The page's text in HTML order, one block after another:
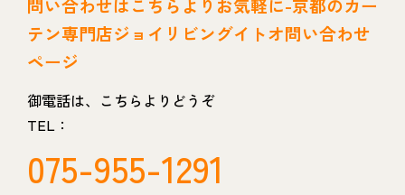
テン専門店ジョイリビングイトオ問い合わせ
ページ
御電話は、こちらよりどうぞ
TEL：
075-955-1291